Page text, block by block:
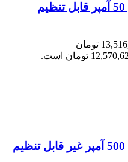
کلید اتوماتیک کمپکت هیوندای 50 آمپر قابل تنظیم
قیمت اصلی 13,516,800 تومان